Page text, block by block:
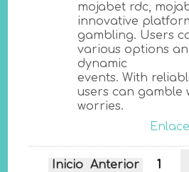
mojabet rdc,
innovative
gambling. Users
various options
dynamic
events. With
users can gamble
worries.
Inicio Anterior 1